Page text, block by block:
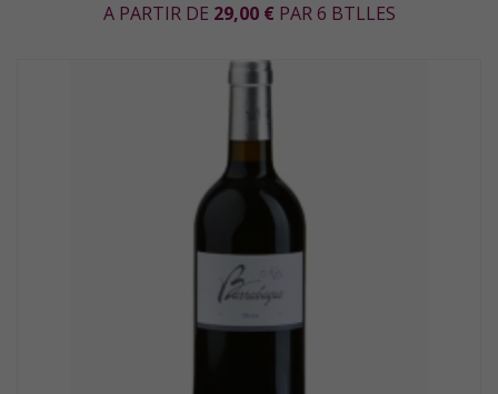
A PARTIR DE 29,00 € PAR 6 BTLLES